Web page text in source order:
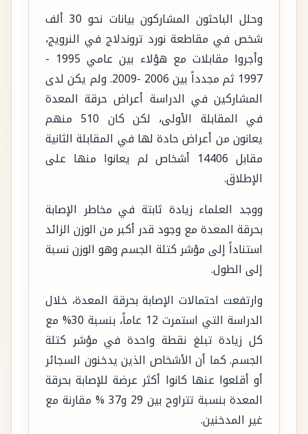
وحلل الباحثون المشاركون بيانات نحو 30 ألف
شخص في مقاطعة نورد تروندلاج في النرويج،
وأجروا مقابلات مع هؤلاء بين عامي 1995 -
1997 ثم مجدداً بين 2006 -2009. ولم يكن لدى
المشاركين في الدراسة أعراض حرقة المعدة
في المقابلة الأولى، لكن كان 510 منهم
يعانون من أعراض حادة لها في المقابلة الثانية
مقابل 14406 أشخاص لم يعانوا منها على
الإطلاق.
ووجد العلماء زيادة ثابتة في مخاطر الإصابة
بحرقة المعدة مع وجود قدر أكبر من الوزن الزائد
استناداً إلى مؤشر كتلة الجسم وهو الوزن نسبة
إلى الطول.
وارتفعت احتمالات الإصابة بحرقة المعدة، خلال
الدراسة التي استمرت 12 عاماً، بنسبة 30% مع
كل زيادة تبلغ نقطة واحدة في مؤشر كتلة
الجسم. كما أن الأشخاص الذين يدخنون السجائر
أو أقلعوا عنها كانوا أكثر عرضة للإصابة بحرقة
المعدة بنسبة تتراوح بين 29 و37 % مقارنة مع
غير المدخنين.